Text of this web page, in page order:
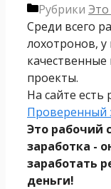
Рубрики
Среди всего
лохотронов, у
качественные
проекты.
На сайте есть
Проверенный
Это рабочий
заработка -
заработать
деньги!